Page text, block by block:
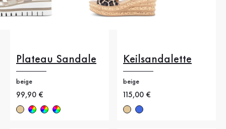
Plateau Sandale
beige
Neuer Preis
99,90 €
Keilsandalette
beige
Neuer Preis
115,00 €